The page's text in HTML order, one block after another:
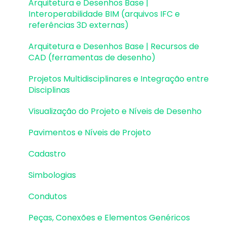
Visualização em Realidade Aumentada (RA)
Desenhos e Arquitetura | Interoperabilidade
BIM
Pilares | Erros e Avisos
Pilares | Dimensionamento e Detalhamento
Arquitetura e Desenhos Base |
Interoperabilidade BIM (arquivos IFC e
referências 3D externas)
Arquitetura e Desenhos Base | Recursos de
CAD (ferramentas de desenho)
Projetos Multidisciplinares e Integração entre
Disciplinas
Visualização do Projeto e Níveis de Desenho
Pavimentos e Níveis de Projeto
Cadastro
Simbologias
Condutos
Peças, Conexões e Elementos Genéricos